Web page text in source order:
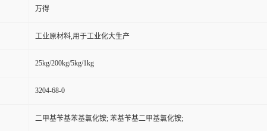
万得
工业原材料,用于工业化大生产
25kg/200kg/5kg/1kg
3204-68-0
二甲基苄基苯基氯化铵; 苯基苄基二甲基氯化铵;